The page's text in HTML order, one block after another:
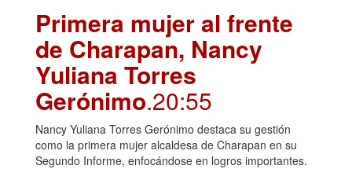
Primera mujer al frente
de Charapan, Nancy
Yuliana Torres
Gerónimo.20:55
Nancy Yuliana Torres Gerónimo destaca su gestión
como la primera mujer alcaldesa de Charapan en su
Segundo Informe, enfocándose en logros importantes.